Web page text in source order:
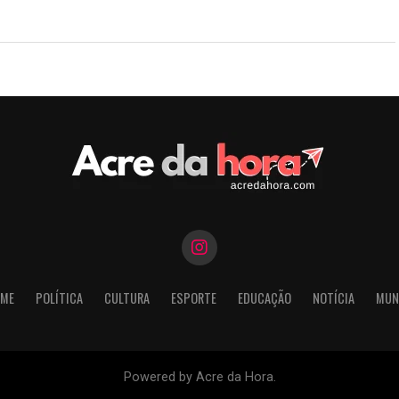
POLÍTICA CULTURA ESPORTE EDUCAÇÃO NOTÍCIA
Powered by Acre da Hora.